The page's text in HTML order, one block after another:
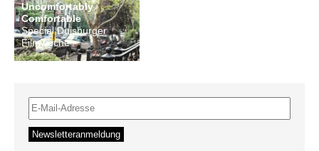
Uncomfortably
Comfortable
Special Duisburger
Filmwoche